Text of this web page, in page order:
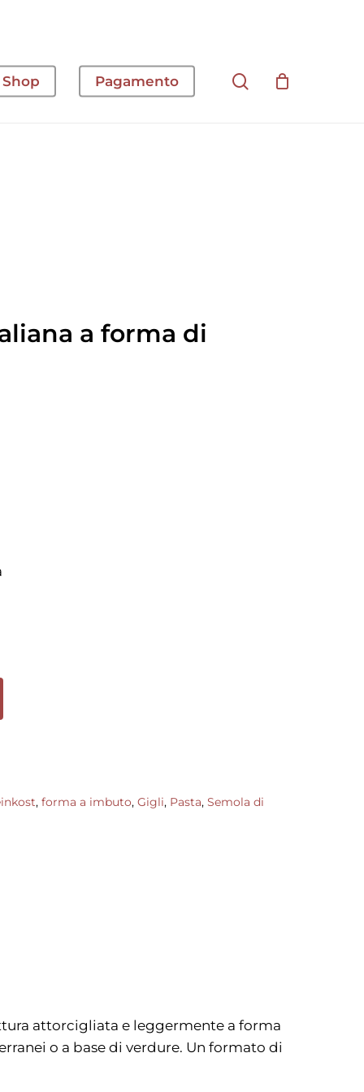
Shop Pagamento cerca
a forma di
, forma a imbuto, Gigli, Pasta, Semola di
attorcigliata e leggermente a forma
o a base di verdure. Un formato di